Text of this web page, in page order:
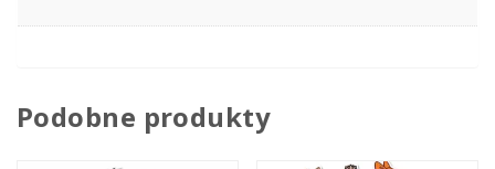
Podobne produkty